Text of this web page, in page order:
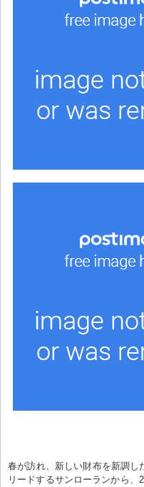
春が訪れ、新しい財布を新調し
リードするサンローランから